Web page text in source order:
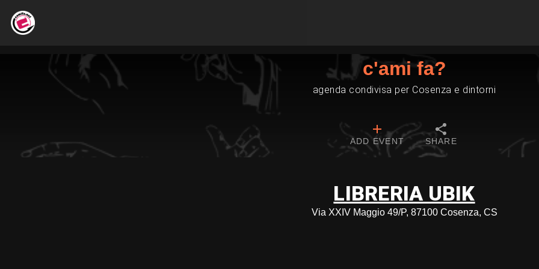
c'ami fa?
agenda condivisa per Cosenza e dintorni
ADD EVENT SHARE
LIBRERIA UBIK
Via XXIV Maggio 49/P, 87100 Cosenza, CS